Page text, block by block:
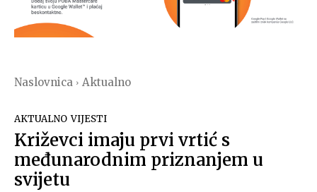
Naslovnica Aktualno
AKTUALNO VIJESTI
Križevci imaju prvi vrtić s
međunarodnim priznanjem u
svijetu